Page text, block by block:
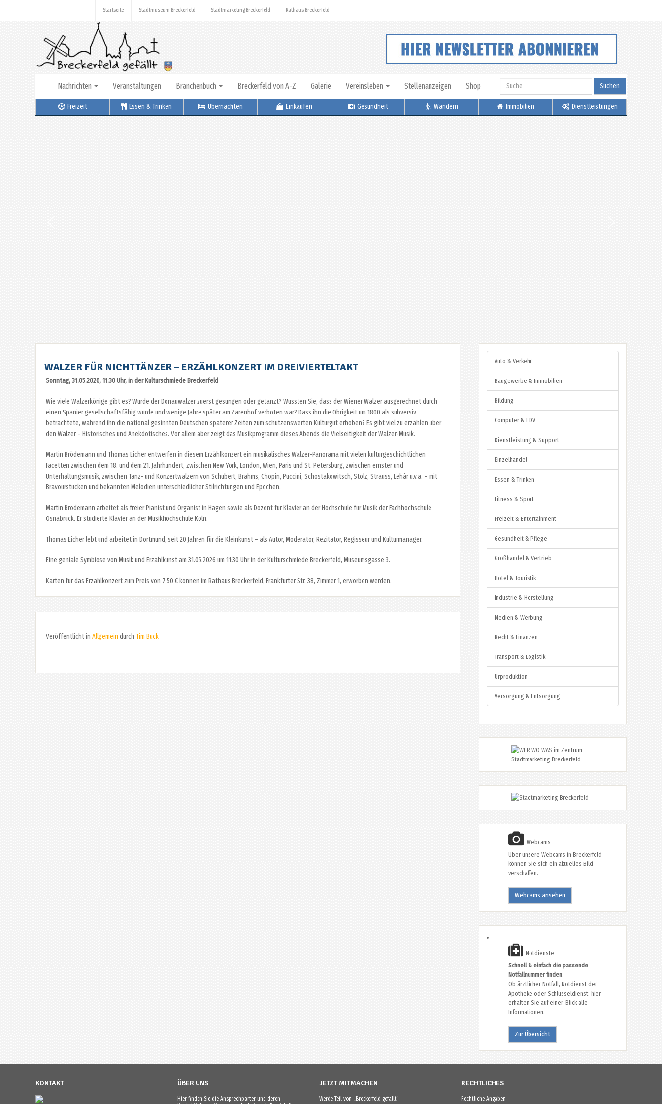
Startseite Stadtmuseum Breckerfeld Stadtmarketing Breckerfeld Rathaus Breckerfeld
Nachrichten Veranstaltungen Branchenbuch Breckerfeld von A-Z Galerie Vereinsleben Stellenanzeigen Shop Suchen
Freizeit Essen & Trinken Übernachten Einkaufen Gesundheit Wandern Immobilien Dienstleistungen
WALZER FÜR NICHTTÄNZER – ERZÄHLKONZERT IM DREIVIERTELTAKT
Sonntag, 31.05.2026, 11:30 Uhr, in der Kulturschmiede Breckerfeld
Wie viele Walzerkönige gibt es? Wurde der Donauwalzer zuerst gesungen oder getanzt? Wussten Sie, dass der Wiener Walzer ausgerechnet durch
einen Spanier gesellschaftsfähig wurde und wenige Jahre später am Zarenhof verboten war? Dass ihn die Obrigkeit um 1800 als subversiv
betrachtete, während ihn die national gesinnten Deutschen späterer Zeiten zum schützenswerten Kulturgut erhoben? Es gibt viel zu erzählen über
den Walzer – Historisches und Anekdotisches. Vor allem aber zeigt das Musikprogramm dieses Abends die Vielseitigkeit der Walzer-Musik.
Martin Brödemann und Thomas Eicher entwerfen in diesem Erzählkonzert ein musikalisches Walzer-Panorama mit vielen kulturgeschichtlichen
Facetten zwischen dem 18. und dem 21. Jahrhundert, zwischen New York, London, Wien, Paris und St. Petersburg, zwischen ernster und
Unterhaltungsmusik, zwischen Tanz- und Konzertwalzern von Schubert, Brahms, Chopin, Puccini, Schostakowitsch, Stolz, Strauss, Lehár u.v.a. – mit
Bravourstücken und bekannten Melodien unterschiedlicher Stilrichtungen und Epochen.
Martin Brödemann arbeitet als freier Pianist und Organist in Hagen sowie als Dozent für Klavier an der Hochschule für Musik der Fachhochschule
Osnabrück. Er studierte Klavier an der Musikhochschule Köln.
​Thomas Eicher lebt und arbeitet in Dortmund, seit 20 Jahren für die Kleinkunst – als Autor, Moderator, Rezitator, Regisseur und Kulturmanager.
Eine geniale Symbiose von Musik und Erzählkunst am 31.05.2026 um 11:30 Uhr in der Kulturschmiede Breckerfeld, Museumsgasse 3.
Karten für das Erzählkonzert zum Preis von 7,50 € können im Rathaus Breckerfeld, Frankfurter Str. 38, Zimmer 1, erworben werden.
Veröffentlicht in Allgemein durch Tim Buck
Auto & Verkehr
Baugewerbe & Immobilien
Bildung
Computer & EDV
Dienstleistung & Support
Einzelhandel
Essen & Trinken
Fitness & Sport
Freizeit & Entertainment
Gesundheit & Pflege
Großhandel & Vertrieb
Hotel & Touristik
Industrie & Herstellung
Medien & Werbung
Recht & Finanzen
Transport & Logistik
Urproduktion
Versorgung & Entsorgung
Webcams
Über unsere Webcams in Breckerfeld
können Sie sich ein aktuelles Bild
verschaffen.
Webcams ansehen
Notdienste
Schnell & einfach die passende
Notfallnummer finden.
Ob ärztlicher Notfall, Notdienst der
Apotheke oder Schlüsseldienst: hier
erhalten Sie auf einen Blick alle
Informationen.
Zur Übersicht
KONTAKT ÜBER UNS
Hier finden Sie die Ansprechparter und deren
JETZT MITMACHEN
Werde Teil von „Breckerfeld gefällt“
RECHTLICHES
Rechtliche Angaben